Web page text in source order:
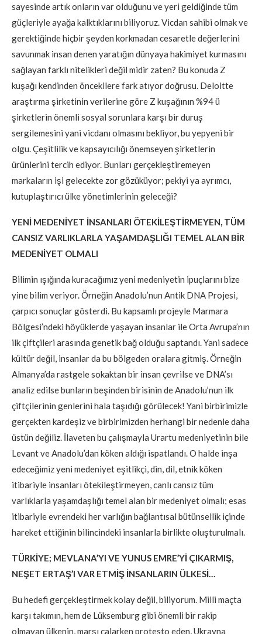
sayesinde artık onların var olduğunu ve yeri geldiğinde tüm
güçleriyle ayağa kalktıklarını biliyoruz. Vicdan sahibi olmak ve
gerektiğinde hiçbir şeyden korkmadan cesaretle değerlerini
savunmak insan denen yaratığın dünyaya hakimiyet kurmasını
sağlayan farklı nitelikleri değil midir zaten? Bu konuda Z
kuşağı kendinden öncekilere fark atıyor doğrusu. Deloitte
araştırma şirketinin verilerine göre Z kuşağının %94 ü
şirketlerin önemli sosyal sorunlara karşı bir duruş
sergilemesini yani vicdanı olmasını bekliyor, bu yepyeni bir
olgu. Çeşitlilik ve kapsayıcılığı önemseyen şirketlerin
ürünlerini tercih ediyor. Bunları gerçekleştiremeyen
markaların işi gelecekte zor gözüküyor; pekiyi ya ayrımcı,
kutuplaştırıcı ülke yönetimlerinin geleceği?
YENİ MEDENİYET İNSANLARI ÖTEKİLEŞTİRMEYEN, TÜM
CANSIZ VARLIKLARLA YAŞAMDAŞLIĞI TEMEL ALAN BİR
MEDENİYET OLMALI
Bilimin ışığında kuracağımız yeni medeniyetin ipuçlarını bize
yine bilim veriyor. Örneğin Anadolu’nun Antik DNA Projesi,
çarpıcı sonuçlar gösterdi. Bu kapsamlı projeyle Marmara
Bölgesi’ndeki höyüklerde yaşayan insanlar ile Orta Avrupa’nın
ilk çiftçileri arasında genetik bağ olduğu saptandı. Yani sadece
kültür değil, insanlar da bu bölgeden oralara gitmiş. Örneğin
Almanya’da rastgele sokaktan bir insan çevrilse ve DNA’sı
analiz edilse bunların beşinden birisinin de Anadolu’nun ilk
çiftçilerinin genlerini hala taşıdığı görülecek! Yani birbirimizle
gerçekten kardeşiz ve birbirimizden herhangi bir nedenle daha
üstün değiliz. İlaveten bu çalışmayla Urartu medeniyetinin bile
Levant ve Anadolu’dan köken aldığı ispatlandı. O halde inşa
edeceğimiz yeni medeniyet eşitlikçi, din, dil, etnik köken
itibariyle insanları ötekileştirmeyen, canlı cansız tüm
varlıklarla yaşamdaşlığı temel alan bir medeniyet olmalı; esas
itibariyle evrendeki her varlığın bağlantısal bütünsellik içinde
hareket ettiğinin bilincindeki insanlarla birlikte oluşturulmalı.
TÜRKİYE; MEVLANA’YI VE YUNUS EMRE’Yİ ÇIKARMIŞ,
NEŞET ERTAŞ’I VAR ETMİŞ İNSANLARIN ÜLKESİ…
Bu hedefi gerçekleştirmek kolay değil, biliyorum. Milli maçta
karşı takımın, hem de Lüksemburg gibi önemli bir rakip
olmayan ülkenin, marşı çalarken protesto eden, Ukrayna